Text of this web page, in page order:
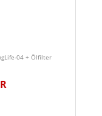
04 + Ölfilter